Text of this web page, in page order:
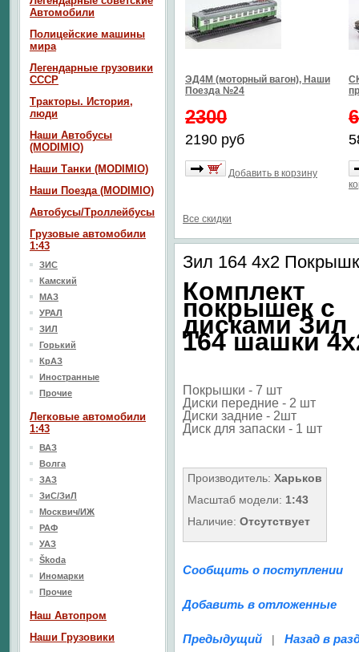
ЭД4М (моторный вагон), Наши
Поезда №24
2300
2190 руб
Добавить в корзину
Все скидки
Зил 164 4х2
Комплект
покрышек с
дисками Зил
164 шашки
Покрышки - 7 шт
Диски передние - 2 шт
Диски задние - 2шт
Диск для запаски - 1 шт
Производитель: Харьков
Масштаб модели: 1:43
Наличие: Отсутствует
Сообщить о поступлении
Добавить в отложенные
Предыдущий | Назад в
Автомобили
Полицейские машины
мира
Легендарные грузовики
СССР
Тракторы. История,
люди
Наши Автобусы
(MODIMIO)
Наши Танки (MODIMIO)
Наши Поезда (MODIMIO)
Автобусы/Троллейбусы
Грузовые автомобили
1:43
ЗИС
Камский
МАЗ
УРАЛ
ЗИЛ
Горький
КрАЗ
Иностранные
Прочие
Легковые автомобили
1:43
ВАЗ
Волга
ЗАЗ
ЗиС/ЗиЛ
Москвич/ИЖ
РАФ
УАЗ
Škoda
Иномарки
Прочие
Наш Aвтопром
Наши Грузовики